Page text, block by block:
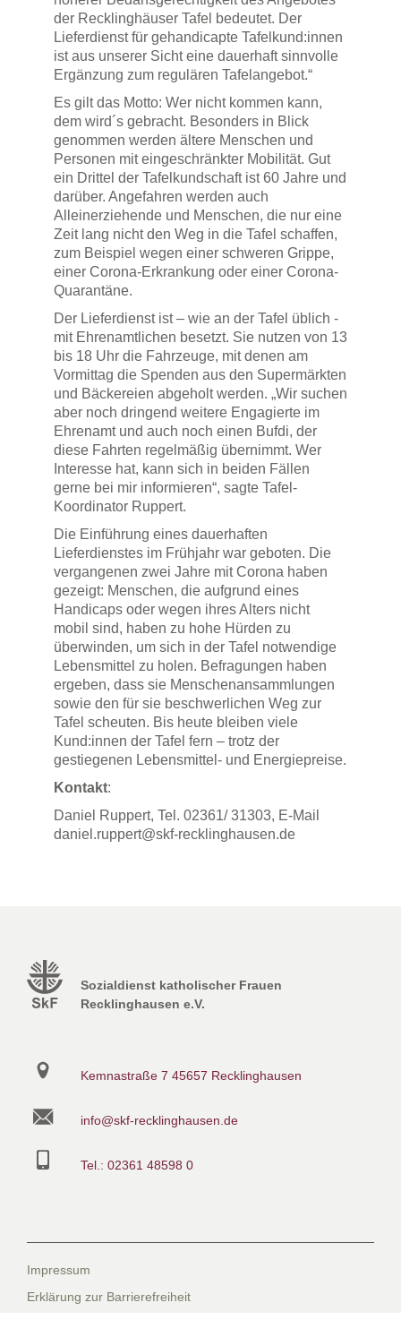
der Recklinghäuser Tafel bedeutet. Der
Lieferdienst für gehandicapte Tafelkund:innen
ist aus unserer Sicht eine dauerhaft sinnvolle
Ergänzung zum regulären Tafelangebot.“
Es gilt das Motto: Wer nicht kommen kann,
dem wird´s gebracht. Besonders in Blick
genommen werden ältere Menschen und
Personen mit eingeschränkter Mobilität. Gut
ein Drittel der Tafelkundschaft ist 60 Jahre und
darüber. Angefahren werden auch
Alleinerziehende und Menschen, die nur eine
Zeit lang nicht den Weg in die Tafel schaffen,
zum Beispiel wegen einer schweren Grippe,
einer Corona-Erkrankung oder einer Corona-
Quarantäne.
Der Lieferdienst ist – wie an der Tafel üblich -
mit Ehrenamtlichen besetzt. Sie nutzen von 13
bis 18 Uhr die Fahrzeuge, mit denen am
Vormittag die Spenden aus den Supermärkten
und Bäckereien abgeholt werden. „Wir suchen
aber noch dringend weitere Engagierte im
Ehrenamt und auch noch einen Bufdi, der
diese Fahrten regelmäßig übernimmt. Wer
Interesse hat, kann sich in beiden Fällen
gerne bei mir informieren“, sagte Tafel-
Koordinator Ruppert.
Die Einführung eines dauerhaften
Lieferdienstes im Frühjahr war geboten. Die
vergangenen zwei Jahre mit Corona haben
gezeigt: Menschen, die aufgrund eines
Handicaps oder wegen ihres Alters nicht
mobil sind, haben zu hohe Hürden zu
überwinden, um sich in der Tafel notwendige
Lebensmittel zu holen. Befragungen haben
ergeben, dass sie Menschenansammlungen
sowie den für sie beschwerlichen Weg zur
Tafel scheuten. Bis heute bleiben viele
Kund:innen der Tafel fern – trotz der
gestiegenen Lebensmittel- und Energiepreise.
Kontakt:
Daniel Ruppert, Tel. 02361/ 31303, E-Mail
daniel.ruppert@skf-recklinghausen.de
Sozialdienst katholischer Frauen
Recklinghausen e.V.
Kemnastraße 7 45657 Recklinghausen
info@skf-recklinghausen.de
Tel.: 02361 48598 0
Impressum
Erklärung zur Barrierefreiheit